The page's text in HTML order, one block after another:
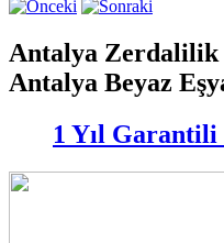
Antalya Zerdalilik
Antalya Beyaz
1 Yıl